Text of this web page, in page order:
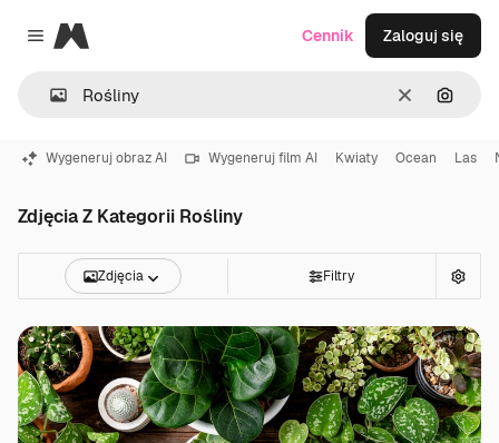
Close menu
Magnific
WyczyśćSzukaj
Cennik Zaloguj się
Wygeneruj obraz AI Wygeneruj film AI Kwiaty Ocean Las
Zdjęcia Z Kategorii Rośliny
Zdjęcia Filtry